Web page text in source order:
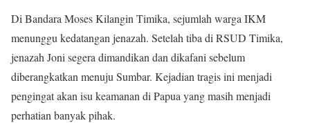
Di Bandara Moses Kilangin Timika, sejumlah warga IKM
menunggu kedatangan jenazah. Setelah tiba di RSUD Timika,
jenazah Joni segera dimandikan dan dikafani sebelum
diberangkatkan menuju Sumbar. Kejadian tragis ini menjadi
pengingat akan isu keamanan di Papua yang masih menjadi
perhatian banyak pihak.